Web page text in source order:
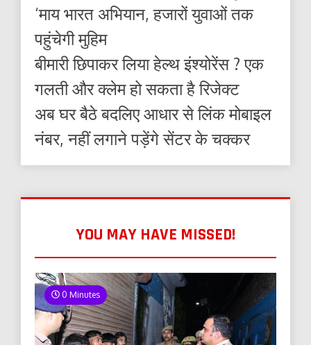
‘माय भारत अभियान, हजारों युवाओं तक
पहुंचेगी मुहिम
बीमारी छिपाकर लिया हेल्थ इंश्योरेंस ? एक
गलती और क्लेम हो सकता है रिजेक्ट
अब घर बैठे बदलिए आधार से लिंक मोबाइल
नंबर, नहीं लगाने पड़ेंगे सेंटर के चक्कर
YOU MAY HAVE MISSED!
0 Minutes